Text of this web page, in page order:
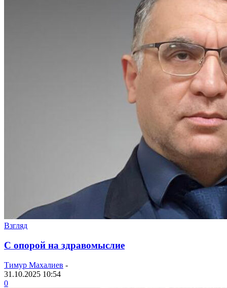
Взгляд
С опорой на здравомыслие
Тимур Махалиев -
31.10.2025 10:54
0